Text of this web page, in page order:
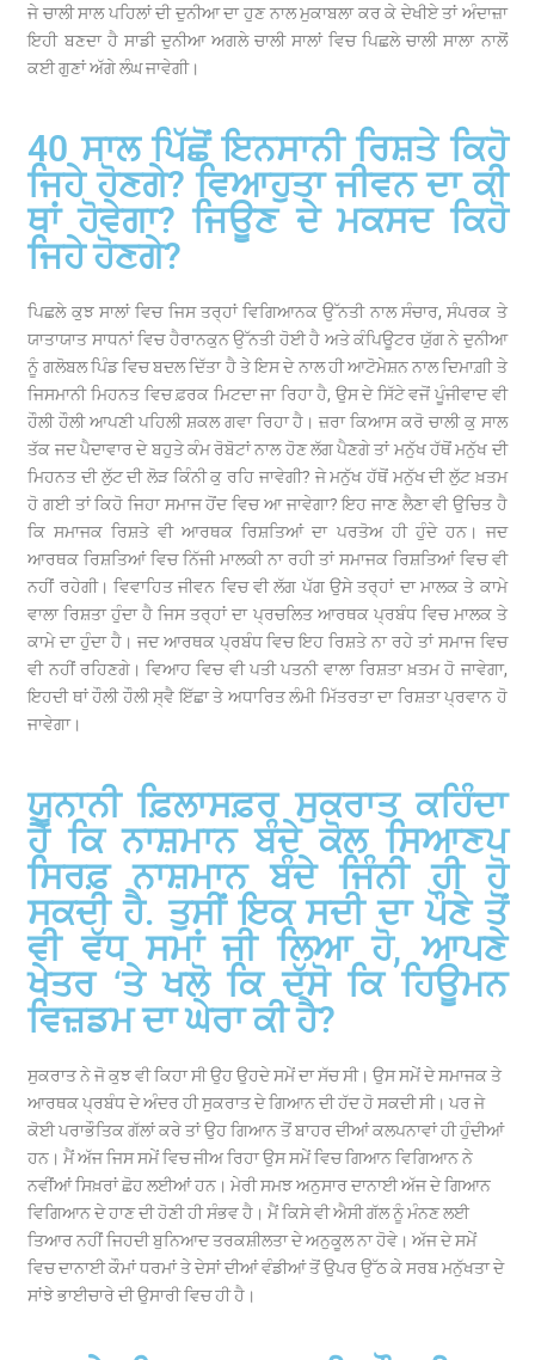
ਜੇ ਚਾਲੀ ਸਾਲ ਪਹਿਲਾਂ ਦੀ ਦੁਨੀਆ ਦਾ ਹੁਣ ਨਾਲ ਮੁਕਾਬਲਾ ਕਰ ਕੇ ਦੇਖੀਏ ਤਾਂ ਅੰਦਾਜ਼ਾ
ਇਹੀ ਬਣਦਾ ਹੈ ਸਾਡੀ ਦੁਨੀਆ ਅਗਲੇ ਚਾਲੀ ਸਾਲਾਂ ਵਿਚ ਪਿਛਲੇ ਚਾਲੀ ਸਾਲਾ ਨਾਲੋਂ
ਕਈ ਗੁਣਾਂ ਅੱਗੇ ਲੰਘ ਜਾਵੇਗੀ।
40 ਸਾਲ ਪਿੱਛੋਂ ਇਨਸਾਨੀ ਰਿਸ਼ਤੇ ਕਿਹੋ
ਜਿਹੇ ਹੋਣਗੇ? ਵਿਆਹੁਤਾ ਜੀਵਨ ਦਾ ਕੀ
ਥਾਂ ਹੋਵੇਗਾ? ਜਿਊਣ ਦੇ ਮਕਸਦ ਕਿਹੋ
ਜਿਹੇ ਹੋਣਗੇ?
ਪਿਛਲੇ ਕੁਝ ਸਾਲਾਂ ਵਿਚ ਜਿਸ ਤਰ੍ਹਾਂ ਵਿਗਿਆਨਕ ਉੱਨਤੀ ਨਾਲ ਸੰਚਾਰ, ਸੰਪਰਕ ਤੇ
ਯਾਤਾਯਾਤ ਸਾਧਨਾਂ ਵਿਚ ਹੈਰਾਨਕੁਨ ਉੱਨਤੀ ਹੋਈ ਹੈ ਅਤੇ ਕੰਪਿਊਟਰ ਯੁੱਗ ਨੇ ਦੁਨੀਆ
ਨੂੰ ਗਲੋਬਲ ਪਿੰਡ ਵਿਚ ਬਦਲ ਦਿੱਤਾ ਹੈ ਤੇ ਇਸ ਦੇ ਨਾਲ ਹੀ ਆਟੋਮੇਸ਼ਨ ਨਾਲ ਦਿਮਾਗ਼ੀ ਤੇ
ਜਿਸਮਾਨੀ ਮਿਹਨਤ ਵਿਚ ਫ਼ਰਕ ਮਿਟਦਾ ਜਾ ਰਿਹਾ ਹੈ, ਉਸ ਦੇ ਸਿੱਟੇ ਵਜੋਂ ਪੂੰਜੀਵਾਦ ਵੀ
ਹੌਲੀ ਹੌਲੀ ਆਪਣੀ ਪਹਿਲੀ ਸ਼ਕਲ ਗਵਾ ਰਿਹਾ ਹੈ। ਜ਼ਰਾ ਕਿਆਸ ਕਰੋ ਚਾਲੀ ਕੁ ਸਾਲ
ਤੱਕ ਜਦ ਪੈਦਾਵਾਰ ਦੇ ਬਹੁਤੇ ਕੰਮ ਰੋਬੋਟਾਂ ਨਾਲ ਹੋਣ ਲੱਗ ਪੈਣਗੇ ਤਾਂ ਮਨੁੱਖ ਹੱਥੋਂ ਮਨੁੱਖ ਦੀ
ਮਿਹਨਤ ਦੀ ਲੁੱਟ ਦੀ ਲੋੜ ਕਿੰਨੀ ਕੁ ਰਹਿ ਜਾਵੇਗੀ? ਜੇ ਮਨੁੱਖ ਹੱਥੋਂ ਮਨੁੱਖ ਦੀ ਲੁੱਟ ਖ਼ਤਮ
ਹੋ ਗਈ ਤਾਂ ਕਿਹੋ ਜਿਹਾ ਸਮਾਜ ਹੋਂਦ ਵਿਚ ਆ ਜਾਵੇਗਾ? ਇਹ ਜਾਣ ਲੈਣਾ ਵੀ ਉਚਿਤ ਹੈ
ਕਿ ਸਮਾਜਕ ਰਿਸ਼ਤੇ ਵੀ ਆਰਥਕ ਰਿਸ਼ਤਿਆਂ ਦਾ ਪਰਤੋਅ ਹੀ ਹੁੰਦੇ ਹਨ। ਜਦ
ਆਰਥਕ ਰਿਸ਼ਤਿਆਂ ਵਿਚ ਨਿੱਜੀ ਮਾਲਕੀ ਨਾ ਰਹੀ ਤਾਂ ਸਮਾਜਕ ਰਿਸ਼ਤਿਆਂ ਵਿਚ ਵੀ
ਨਹੀਂ ਰਹੇਗੀ। ਵਿਵਾਹਿਤ ਜੀਵਨ ਵਿਚ ਵੀ ਲੱਗ ਪੱਗ ਉਸੇ ਤਰ੍ਹਾਂ ਦਾ ਮਾਲਕ ਤੇ ਕਾਮੇ
ਵਾਲਾ ਰਿਸ਼ਤਾ ਹੁੰਦਾ ਹੈ ਜਿਸ ਤਰ੍ਹਾਂ ਦਾ ਪ੍ਰਚਲਿਤ ਆਰਥਕ ਪ੍ਰਬੰਧ ਵਿਚ ਮਾਲਕ ਤੇ
ਕਾਮੇ ਦਾ ਹੁੰਦਾ ਹੈ। ਜਦ ਆਰਥਕ ਪ੍ਰਬੰਧ ਵਿਚ ਇਹ ਰਿਸ਼ਤੇ ਨਾ ਰਹੇ ਤਾਂ ਸਮਾਜ ਵਿਚ
ਵੀ ਨਹੀਂ ਰਹਿਣਗੇ। ਵਿਆਹ ਵਿਚ ਵੀ ਪਤੀ ਪਤਨੀ ਵਾਲਾ ਰਿਸ਼ਤਾ ਖ਼ਤਮ ਹੋ ਜਾਵੇਗਾ,
ਇਹਦੀ ਥਾਂ ਹੌਲੀ ਹੌਲੀ ਸ੍ਵੈ ਇੱਛਾ ਤੇ ਅਧਾਰਿਤ ਲੰਮੀ ਮਿੱਤਰਤਾ ਦਾ ਰਿਸ਼ਤਾ ਪ੍ਰਵਾਨ ਹੋ
ਜਾਵੇਗਾ।
ਯੂਨਾਨੀ ਫ਼ਿਲਾਸਫ਼ਰ ਸੁਕਰਾਤ ਕਹਿੰਦਾ
ਹੈ ਕਿ ਨਾਸ਼ਮਾਨ ਬੰਦੇ ਕੋਲ ਸਿਆਣਪ
ਸਿਰਫ਼ ਨਾਸ਼ਮਾਨ ਬੰਦੇ ਜਿੰਨੀ ਹੀ ਹੋ
ਸਕਦੀ ਹੈ. ਤੁਸੀਂ ਇਕ ਸਦੀ ਦਾ ਪੌਣੇ ਤੋਂ
ਵੀ ਵੱਧ ਸਮਾਂ ਜੀ ਲਿਆ ਹੋ, ਆਪਣੇ
ਖੇਤਰ ‘ਤੇ ਖਲੋ ਕਿ ਦੱਸੋ ਕਿ ਹਿਊਮਨ
ਵਿਜ਼ਡਮ ਦਾ ਘੇਰਾ ਕੀ ਹੈ?
ਸੁਕਰਾਤ ਨੇ ਜੋ ਕੁਝ ਵੀ ਕਿਹਾ ਸੀ ਉਹ ਉਹਦੇ ਸਮੇਂ ਦਾ ਸੱਚ ਸੀ। ਉਸ ਸਮੇਂ ਦੇ ਸਮਾਜਕ ਤੇ
ਆਰਥਕ ਪ੍ਰਬੰਧ ਦੇ ਅੰਦਰ ਹੀ ਸੁਕਰਾਤ ਦੇ ਗਿਆਨ ਦੀ ਹੱਦ ਹੋ ਸਕਦੀ ਸੀ। ਪਰ ਜੇ
ਕੋਈ ਪਰਾਭੌਤਿਕ ਗੱਲਾਂ ਕਰੇ ਤਾਂ ਉਹ ਗਿਆਨ ਤੋਂ ਬਾਹਰ ਦੀਆਂ ਕਲਪਨਾਵਾਂ ਹੀ ਹੁੰਦੀਆਂ
ਹਨ। ਮੈਂ ਅੱਜ ਜਿਸ ਸਮੇਂ ਵਿਚ ਜੀਅ ਰਿਹਾ ਉਸ ਸਮੇਂ ਵਿਚ ਗਿਆਨ ਵਿਗਿਆਨ ਨੇ
ਨਵੀਂਆਂ ਸਿਖ਼ਰਾਂ ਛੋਹ ਲਈਆਂ ਹਨ। ਮੇਰੀ ਸਮਝ ਅਨੁਸਾਰ ਦਾਨਾਈ ਅੱਜ ਦੇ ਗਿਆਨ
ਵਿਗਿਆਨ ਦੇ ਹਾਣ ਦੀ ਹੋਣੀ ਹੀ ਸੰਭਵ ਹੈ। ਮੈਂ ਕਿਸੇ ਵੀ ਐਸੀ ਗੱਲ ਨੂੰ ਮੰਨਣ ਲਈ
ਤਿਆਰ ਨਹੀਂ ਜਿਹਦੀ ਬੁਨਿਆਦ ਤਰਕਸ਼ੀਲਤਾ ਦੇ ਅਨੁਕੂਲ ਨਾ ਹੋਵੇ। ਅੱਜ ਦੇ ਸਮੇਂ
ਵਿਚ ਦਾਨਾਈ ਕੌਮਾਂ ਧਰਮਾਂ ਤੇ ਦੇਸਾਂ ਦੀਆਂ ਵੰਡੀਆਂ ਤੋਂ ਉਪਰ ਉੱਠ ਕੇ ਸਰਬ ਮਨੁੱਖਤਾ ਦੇ
ਸਾਂਝੇ ਭਾਈਚਾਰੇ ਦੀ ਉਸਾਰੀ ਵਿਚ ਹੀ ਹੈ।